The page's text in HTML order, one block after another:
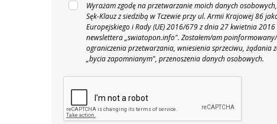
Wyrażam zgodę na przetwarzanie moich danych
Sęk-Klauz z siedzibą w Tczewie przy ul. Armii Krajowej 86
Europejskiego i Rady (UE) 2016/679 z dnia 27 kwietnia
newslettera „swiatopon.info". Zostałem/am
ograniczenia przetwarzania, wniesienia sprzeciwu,
„bycia zapomnianym", przenoszenia danych osobowych.